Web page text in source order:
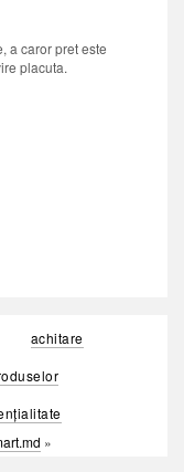
a caror pret este
placuta.
achitare
»